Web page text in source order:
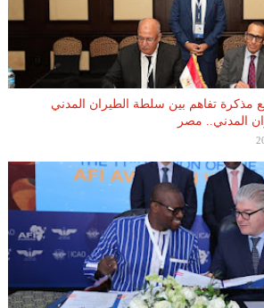
مذكرة تفاهم بين سلطة الطيران المدني
المدني.. مصر